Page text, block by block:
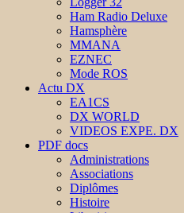
Ham Radio Deluxe
Hamsphère
MMANA
EZNEC
Mode ROS
Actu DX
EA1CS
DX WORLD
VIDEOS EXPE. DX
PDF docs
Administrations
Associations
Diplômes
Histoire